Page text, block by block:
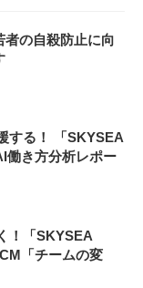
者の自殺防止に向
する！ 「SKYSEA
働き方分析レポー
！「SKYSEA
「チームの変